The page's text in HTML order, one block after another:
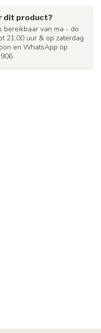
dit product?
bereikbaar van ma - do
21.00 uur & op zaterdag
en WhatsApp op